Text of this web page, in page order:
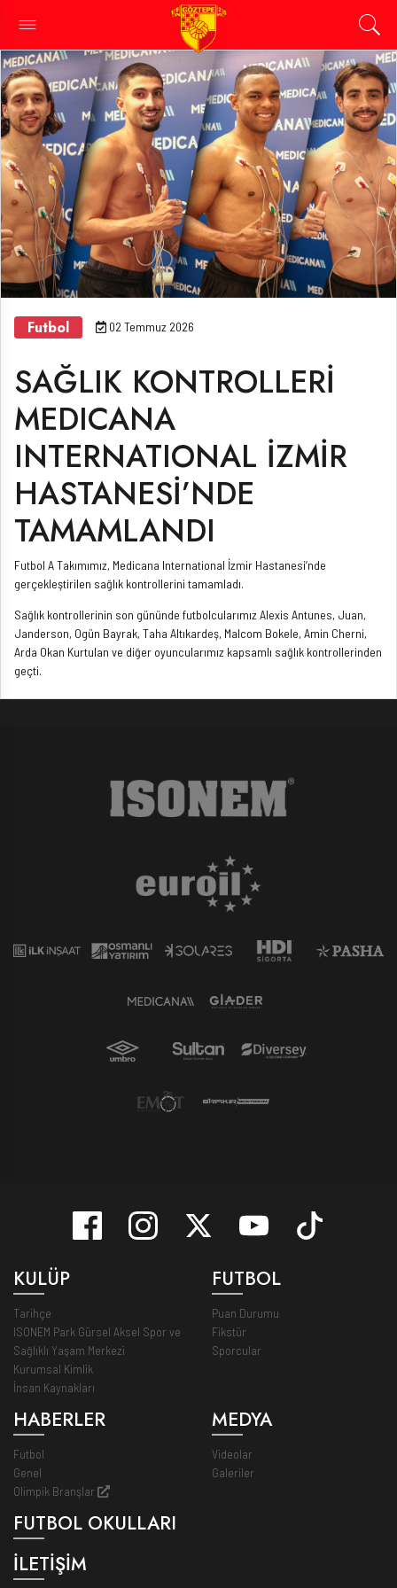
Futbol 02 Temmuz 2026
SAĞLIK KONTROLLERİ
MEDICANA
INTERNATIONAL İZMİR
HASTANESİ’NDE
TAMAMLANDI
Futbol A Takımımız, Medicana International İzmir Hastanesi’nde
gerçekleştirilen sağlık kontrollerini tamamladı.
Sağlık kontrollerinin son gününde futbolcularımız Alexis Antunes, Juan,
Janderson, Ogün Bayrak, Taha Altıkardeş, Malcom Bokele, Amin Cherni,
Arda Okan Kurtulan ve diğer oyuncularımız kapsamlı sağlık kontrollerinden
geçti.
KULÜP
Tarihçe
ISONEM Park Gürsel Aksel Spor ve
Sağlıklı Yaşam Merkezi
Kurumsal Kimlik
İnsan Kaynakları
FUTBOL
Puan Durumu
Fikstür
Sporcular
HABERLER
Futbol
Genel
Olimpik Branşlar
MEDYA
Videolar
Galeriler
FUTBOL OKULLARI
İLETİŞİM